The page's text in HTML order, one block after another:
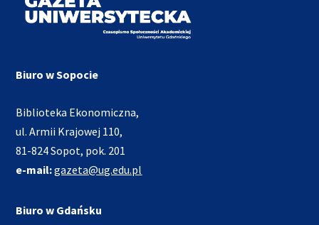
Biuro w Sopocie
Biblioteka Ekonomiczna,
ul. Armii Krajowej 110,
81-824 Sopot, pok. 201
e-mail:gazeta@ug.edu.pl
Biuro w Gdańsku